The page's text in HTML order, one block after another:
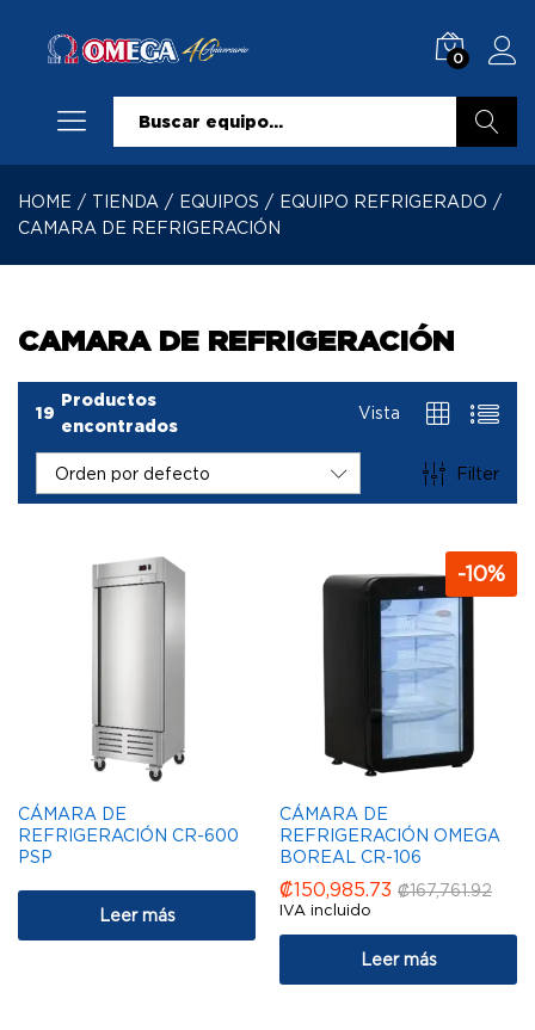
0
HOME / TIENDA / EQUIPOS / EQUIPO REFRIGERADO /
CAMARA DE REFRIGERACIÓN
CAMARA DE REFRIGERACIÓN
19
Productos
encontrados
Vista
Filter
Orden por defecto
CÁMARA DE
REFRIGERACIÓN CR-600
PSP
Leer más
-10%
CÁMARA DE
REFRIGERACIÓN OMEGA
BOREAL CR-106
₡150,985.73 ₡167,761.92
IVA incluido
Leer más